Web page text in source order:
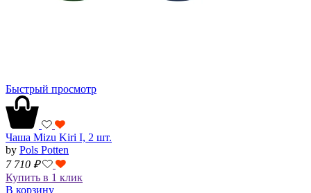
Быстрый просмотр
Чаша Mizu Kiri I, 2 шт.
by Pols Potten
7 710 ₽
Купить в 1 клик
В корзину